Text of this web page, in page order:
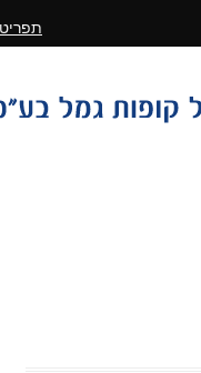
תפריט